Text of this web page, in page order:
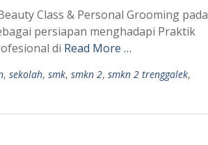
Class & Personal Grooming pada
persiapan menghadapi Praktik
di Read More …
, sekolah, smk, smkn 2, smkn 2 trenggalek,